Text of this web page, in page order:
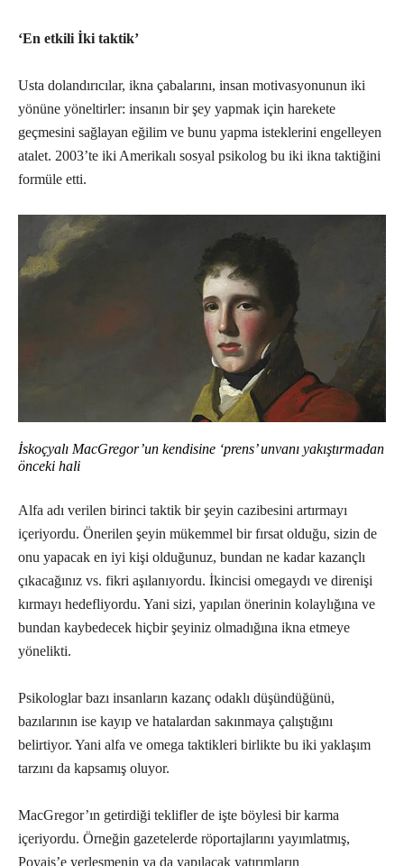
‘En etkili İki taktik’
Usta dolandırıcılar, ikna çabalarını, insan motivasyonunun iki
yönüne yöneltirler: insanın bir şey yapmak için harekete
geçmesini sağlayan eğilim ve bunu yapma isteklerini engelleyen
atalet. 2003’te iki Amerikalı sosyal psikolog bu iki ikna taktiğini
formüle etti.
İskoçyalı MacGregor’un kendisine ‘prens’ unvanı yakıştırmadan
önceki hali
Alfa adı verilen birinci taktik bir şeyin cazibesini artırmayı
içeriyordu. Önerilen şeyin mükemmel bir fırsat olduğu, sizin de
onu yapacak en iyi kişi olduğunuz, bundan ne kadar kazançlı
çıkacağınız vs. fikri aşılanıyordu. İkincisi omegaydı ve direnişi
kırmayı hedefliyordu. Yani sizi, yapılan önerinin kolaylığına ve
bundan kaybedecek hiçbir şeyiniz olmadığına ikna etmeye
yönelikti.
Psikologlar bazı insanların kazanç odaklı düşündüğünü,
bazılarının ise kayıp ve hatalardan sakınmaya çalıştığını
belirtiyor. Yani alfa ve omega taktikleri birlikte bu iki yaklaşım
tarzını da kapsamış oluyor.
MacGregor’ın getirdiği teklifler de işte böylesi bir karma
içeriyordu. Örneğin gazetelerde röportajlarını yayımlatmış,
Poyais’e yerleşmenin ya da yapılacak yatırımların